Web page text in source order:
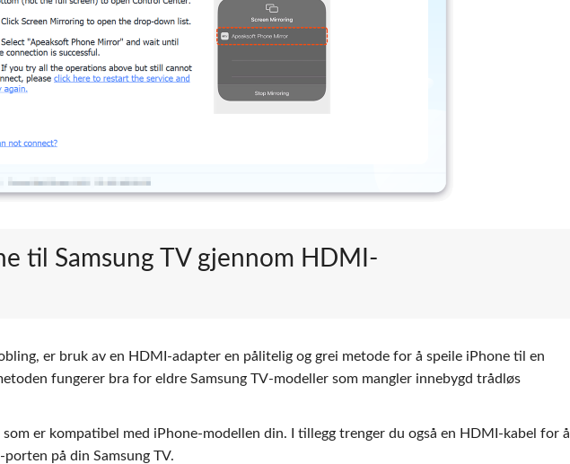
til Samsung TV gjennom HDMI-
er bruk av en HDMI-adapter en pålitelig og grei metode for å speile iPhone til en
fungerer bra for eldre Samsung TV-modeller som mangler innebygd trådløs
er kompatibel med iPhone-modellen din. I tillegg trenger du også en HDMI-kabel for å
på din Samsung TV.